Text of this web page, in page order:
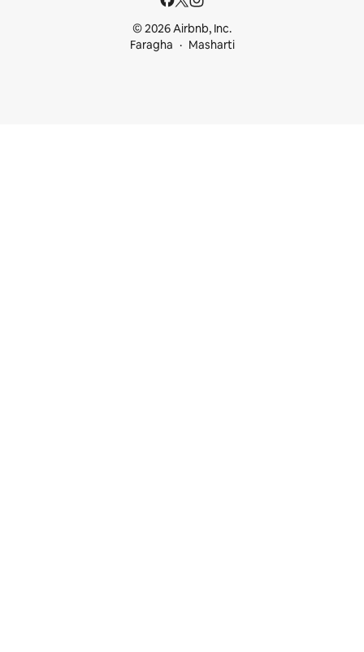
© 2026 Airbnb, Inc.
Faragha
Masharti